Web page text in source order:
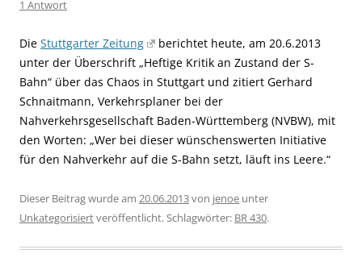
1 Antwort
Die Stuttgarter Zeitung
berichtet heute, am 20.6.2013
unter der Überschrift „Heftige Kritik an Zustand der S-
Bahn“ über das Chaos in Stuttgart und zitiert Gerhard
Schnaitmann, Verkehrsplaner bei der
Nahverkehrsgesellschaft Baden-Württemberg (NVBW), mit
den Worten: „Wer bei dieser wünschenswerten Initiative
für den Nahverkehr auf die S-Bahn setzt, läuft ins Leere.“
Dieser Beitrag wurde am 20.06.2013von jenoe unter
Unkategorisiertveröffentlicht. Schlagwörter: BR 430.